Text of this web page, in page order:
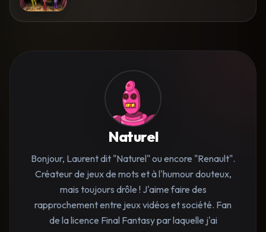
Naturel
Bonjour, Laurent dit "Naturel" ou encore "Renault".
Créateur de jeux de mots et à l'humour douteux,
mais toujours drôle ! J'aime faire des
rapprochement entre jeux vidéos et société. Fan
de la licence Final Fantasy par laquelle j'ai